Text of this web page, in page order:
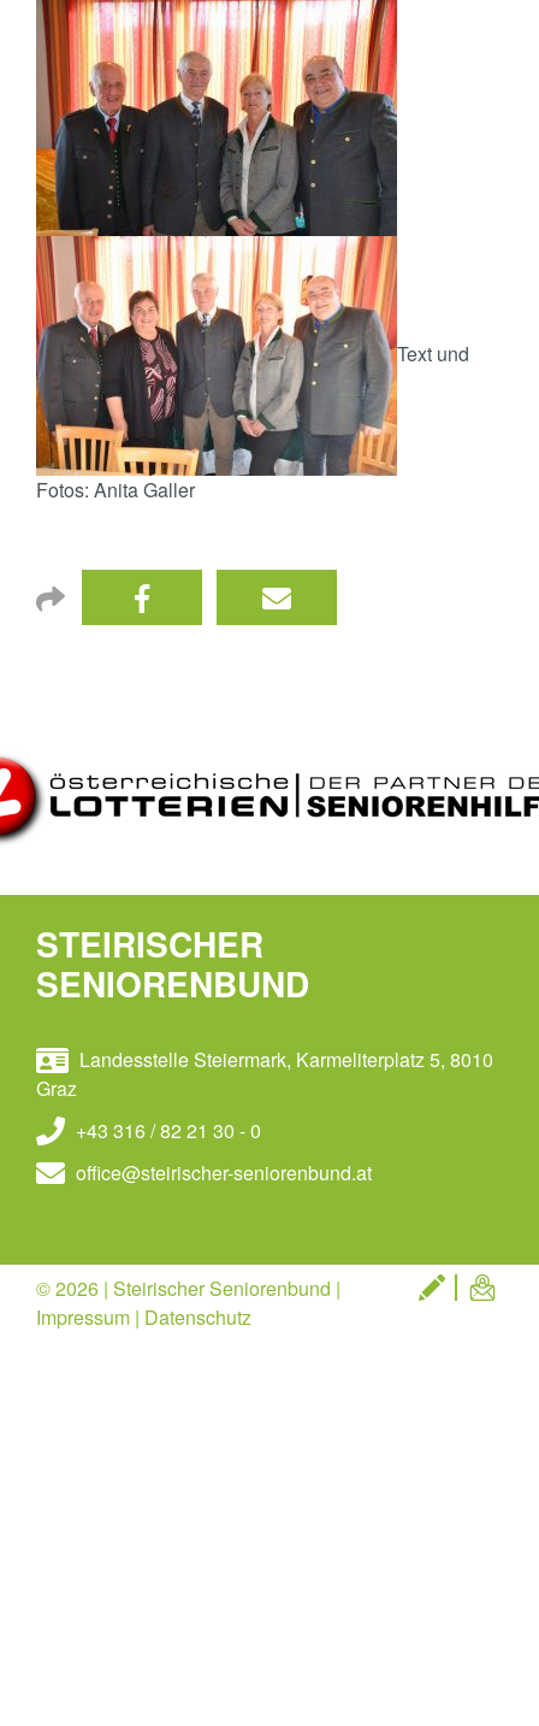
Text und
Fotos: Anita Galler
STEIRISCHER
SENIORENBUND
Landesstelle Steiermark, Karmeliterplatz 5, 8010
Graz
+43 316 / 82 21 30 - 0
office@steirischer-seniorenbund.at
© 2026 | Steirischer Seniorenbund |
Impressum | Datenschutz